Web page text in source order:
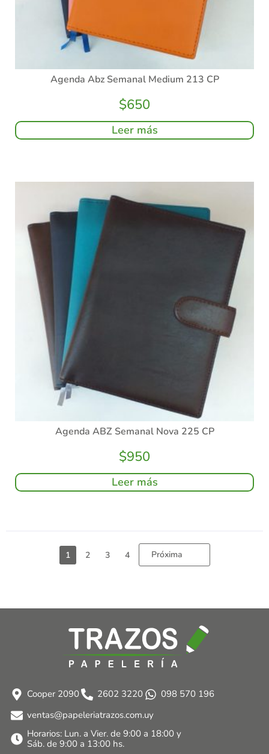
Agenda Abz Semanal Medium 213 CP
$650
Leer más
Agenda ABZ Semanal Nova 225 CP
$950
Leer más
1 2 3 4 Próxima
Cooper 2090 2602 3220
098 570 196
ventas@papeleriatrazos.com.uy
Horarios: Lun. a Vier. de 9:00 a 18:00 y
Sáb. de 9:00 a 13:00 hs.